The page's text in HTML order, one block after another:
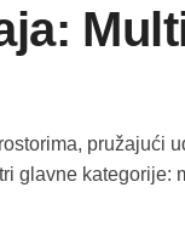
glavne kategorije: